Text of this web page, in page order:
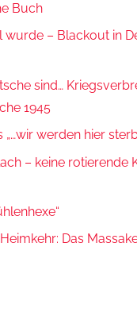
Buch
wurde – Blackout in
sind…
1945
werden hier
– keine rotierende
Das